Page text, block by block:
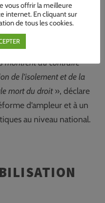
affichent un objectif de
en psychiatrie, les
montrent au contraire
de l’isolement et de la
mort du droit», déclare
d’ampleur et à un
au niveau national.
vous offrir la meilleure
internet. En cliquant sur
de tous les cookies.